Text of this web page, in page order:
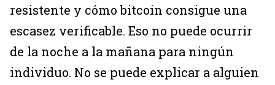
resistente y cómo bitcoin consigue una
escasez verificable. Eso no puede ocurrir
de la noche a la mañana para ningún
individuo. No se puede explicar a alguien